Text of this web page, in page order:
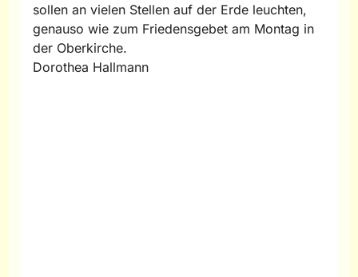
sollen an vielen Stellen auf der Erde leuchten,
genauso wie zum Friedensgebet am Montag in
der Oberkirche.
Dorothea Hallmann